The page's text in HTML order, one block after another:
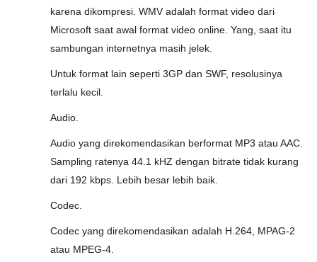
karena dikompresi. WMV adalah format video dari
Microsoft saat awal format video online. Yang, saat itu
sambungan internetnya masih jelek.
Untuk format lain seperti 3GP dan SWF, resolusinya
terlalu kecil.
Audio.
Audio yang direkomendasikan berformat MP3 atau AAC.
Sampling ratenya 44.1 kHZ dengan bitrate tidak kurang
dari 192 kbps. Lebih besar lebih baik.
Codec.
Codec yang direkomendasikan adalah H.264, MPAG-2
atau MPEG-4.